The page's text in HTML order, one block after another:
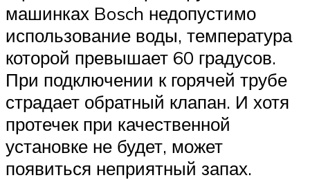
машинках Bosch недопустимо
использование воды, температура
которой превышает 60 градусов.
При подключении к горячей трубе
страдает обратный клапан. И хотя
протечек при качественной
установке не будет, может
появиться неприятный запах.